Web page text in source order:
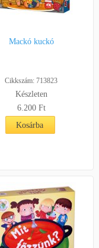
Mackó kuckó
Cikkszám: 713823
Készleten
6.200 Ft
Kosárba